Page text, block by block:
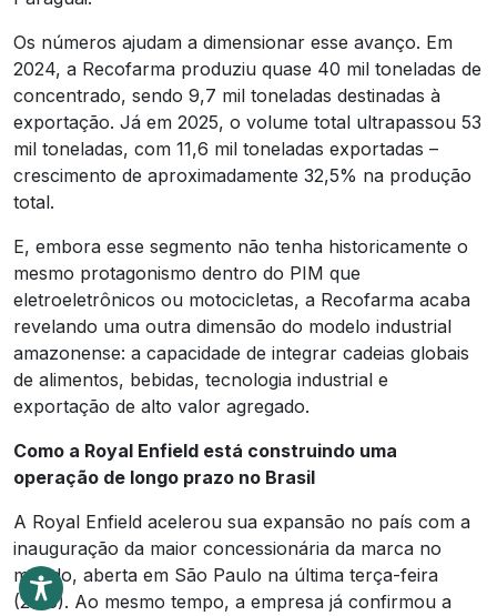
Os números ajudam a dimensionar esse avanço. Em
2024, a Recofarma produziu quase 40 mil toneladas de
concentrado, sendo 9,7 mil toneladas destinadas à
exportação. Já em 2025, o volume total ultrapassou 53
mil toneladas, com 11,6 mil toneladas exportadas –
crescimento de aproximadamente 32,5% na produção
total.
E, embora esse segmento não tenha historicamente o
mesmo protagonismo dentro do PIM que
eletroeletrônicos ou motocicletas, a Recofarma acaba
revelando uma outra dimensão do modelo industrial
amazonense: a capacidade de integrar cadeias globais
de alimentos, bebidas, tecnologia industrial e
exportação de alto valor agregado.
Como a Royal Enfield está construindo uma
operação de longo prazo no Brasil
A Royal Enfield acelerou sua expansão no país com a
inauguração da maior concessionária da marca no
mundo, aberta em São Paulo na última terça-feira
(26/5). Ao mesmo tempo, a empresa já confirmou a